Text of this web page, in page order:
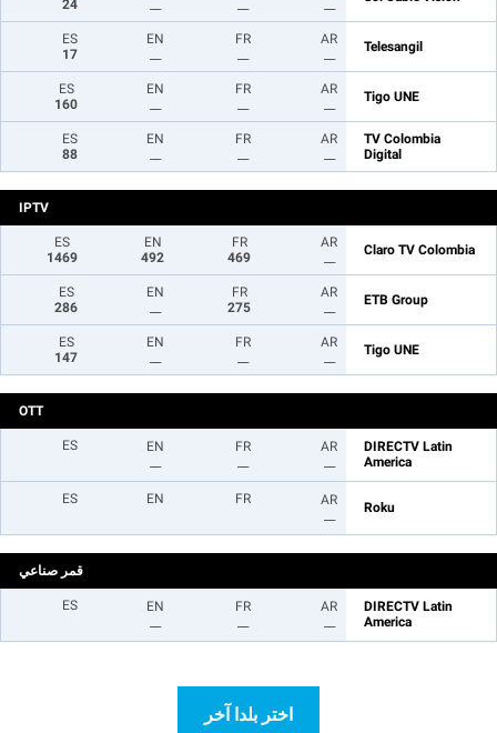
24
Telesangil
AR
FR
EN
ES
17
Tigo UNE
AR
FR
EN
ES
160
TV Colombia
Digital
AR
FR
EN
ES
88
IPTV
Claro TV Colombia
AR
FR
469
EN
492
ES
1469
ETB Group
AR
FR
275
EN
ES
286
Tigo UNE
AR
FR
EN
ES
147
OTT
DIRECTV Latin
America
AR
FR
EN
ES
Roku
AR
FR
EN
ES
قمر صناعي
DIRECTV Latin
America
AR
FR
EN
ES
اختر بلدا آخر